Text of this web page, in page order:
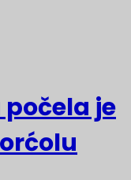
je